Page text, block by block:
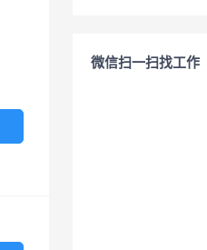
微信扫一扫找工作